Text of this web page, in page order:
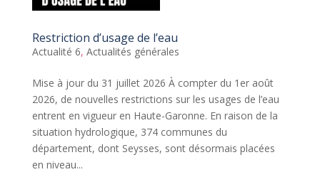
Restriction d’usage de l’eau
Actualité 6, Actualités générales
Mise à jour du 31 juillet 2026 À compter du 1er août
2026, de nouvelles restrictions sur les usages de l’eau
entrent en vigueur en Haute-Garonne. En raison de la
situation hydrologique, 374 communes du
département, dont Seysses, sont désormais placées
en niveau...